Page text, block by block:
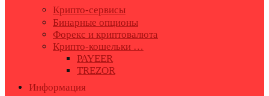
Крипто-сервисы
Бинарные опционы
Форекс и криптовалюта
Крипто-кошельки …
PAYEER
TREZOR
Информация